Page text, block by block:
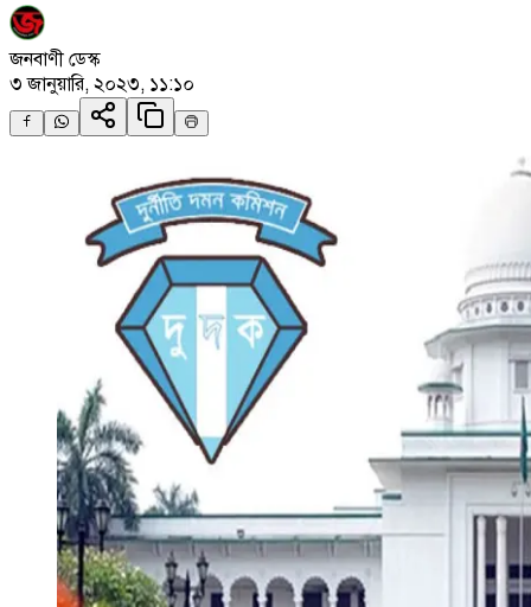
জনবাণী ডেস্ক
৩ জানুয়ারি, ২০২৩, ১১:১০